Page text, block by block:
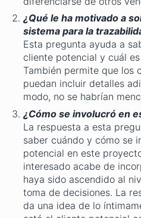
¿Qué le ha motivado a
sistema para la
Esta pregunta ayuda a
cliente potencial y cuál
También permite que los
puedan incluir detalles
modo, no se habrían
¿Cómo se involucró en
La respuesta a esta
saber cuándo y cómo se
potencial en este
interesado acabe de
haya sido ascendido al
toma de decisiones. La
da una idea de lo